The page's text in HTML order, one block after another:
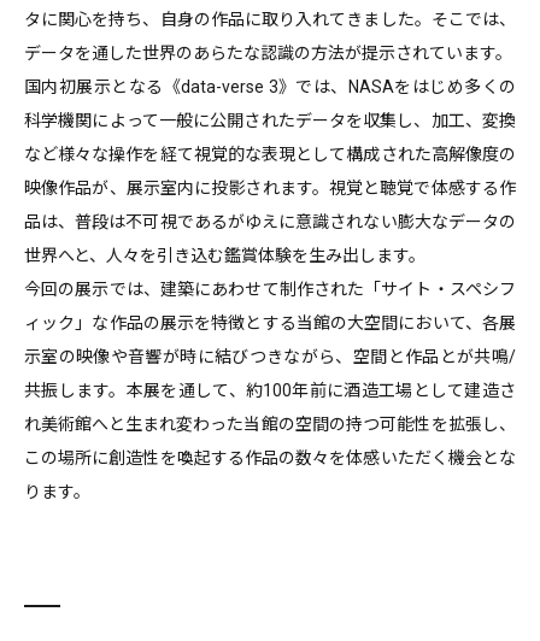
タに関心を持ち、自身の作品に取り入れてきました。そこでは、
データを通した世界のあらたな認識の方法が提示されています。
国内初展示となる《data-verse 3》では、NASAをはじめ多くの
科学機関によって一般に公開されたデータを収集し、加工、変換
など様々な操作を経て視覚的な表現として構成された高解像度の
映像作品が、展示室内に投影されます。視覚と聴覚で体感する作
品は、普段は不可視であるがゆえに意識されない膨大なデータの
世界へと、人々を引き込む鑑賞体験を生み出します。
今回の展示では、建築にあわせて制作された「サイト・スペシフ
ィック」な作品の展示を特徴とする当館の大空間において、各展
示室の映像や音響が時に結びつきながら、空間と作品とが共鳴/
共振します。本展を通して、約100年前に酒造工場として建造さ
れ美術館へと生まれ変わった当館の空間の持つ可能性を拡張し、
この場所に創造性を喚起する作品の数々を体感いただく機会とな
ります。